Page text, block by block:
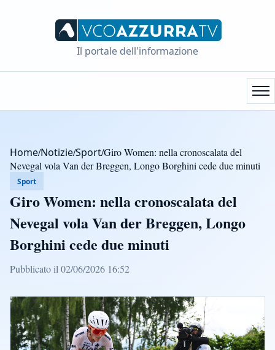
Il portale dell'informazione
Home/Notizie/Sport/Giro Women: nella cronoscalata del
Nevegal vola Van der Breggen, Longo Borghini cede due minuti
Sport
Giro Women: nella cronoscalata del
Nevegal vola Van der Breggen, Longo
Borghini cede due minuti
Pubblicato il 02/06/2026 16:52